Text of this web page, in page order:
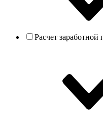
Расчет заработной